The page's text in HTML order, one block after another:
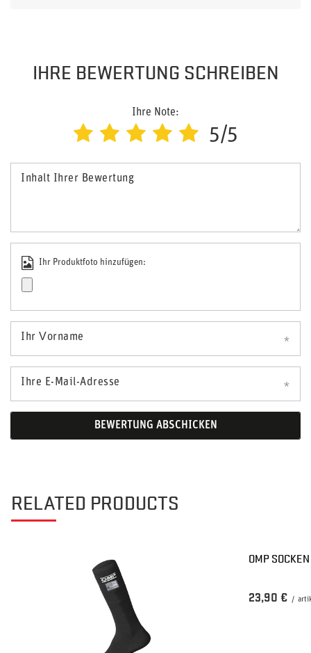
IHRE BEWERTUNG SCHREIBEN
Ihre Note:
5/5
Inhalt Ihrer Bewertung
Ihr Produktfoto hinzufügen:
Ihr Vorname
Ihre E-Mail-Adresse
BEWERTUNG ABSCHICKEN
RELATED PRODUCTS
OMP SOCKEN
23,90 € /